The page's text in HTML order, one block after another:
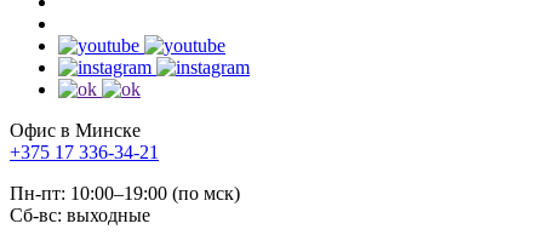
Офис в Минске
+375 17 336-34-21
Пн-пт: 10:00–19:00 (по мск)
Сб-вс: выходные